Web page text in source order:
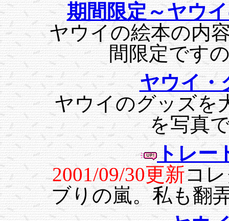
期間限定～ヤウ
ヤウイの絵本の内
間限定です
ヤウイ・
ヤウイのグッズを
を写真
トレー
2001/09/30更新コ
ブりの嵐。私も翻